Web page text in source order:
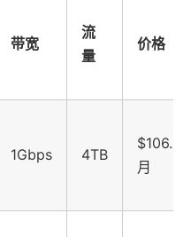
带宽
流
量
价格
1Gbps 4TB
月